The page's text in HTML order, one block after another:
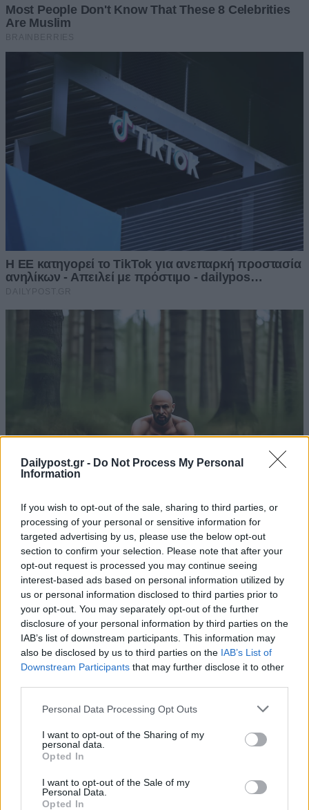
Dailypost.gr - Do Not Process My Personal
Information
If you wish to opt-out of the sale, sharing to third parties, or
processing of your personal or sensitive information for
targeted advertising by us, please use the below opt-out
section to confirm your selection. Please note that after your
opt-out request is processed you may continue seeing
interest-based ads based on personal information utilized by
us or personal information disclosed to third parties prior to
your opt-out. You may separately opt-out of the further
disclosure of your personal information by third parties on the
IAB’s list of downstream participants. This information may
also be disclosed by us to third parties on the IAB’s List of
Downstream Participants that may further disclose it to other
Personal Data Processing Opt Outs
I want to opt-out of the Sharing of my
personal data.
Opted In
I want to opt-out of the Sale of my
Personal Data.
Opted In